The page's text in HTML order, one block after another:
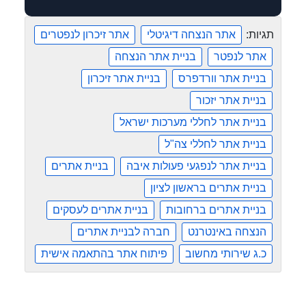
תגיות: אתר הנצחה דיגיטלי
אתר זיכרון לנפטרים
אתר לנפטר
בניית אתר הנצחה
בניית אתר וורדפרס
בניית אתר זיכרון
בניית אתר יזכור
בניית אתר לחללי מערכות ישראל
בניית אתר לחללי צה"ל
בניית אתר לנפגעי פעולות איבה
בניית אתרים
בניית אתרים בראשון לציון
בניית אתרים ברחובות
בניית אתרים לעסקים
הנצחה באינטרנט
חברה לבניית אתרים
כ.ג שירותי מחשוב
פיתוח אתר בהתאמה אישית